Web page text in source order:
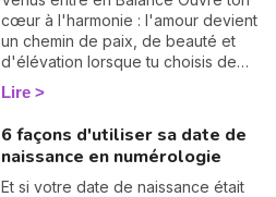
cœur à l'harmonie : l'amour devient
un chemin de paix, de beauté et
d'élévation lorsque tu choisis de
rencontrer l'autre avec justesse.
Lire
6 façons d'utiliser sa date de
naissance en numérologie
Et si votre date de naissance était